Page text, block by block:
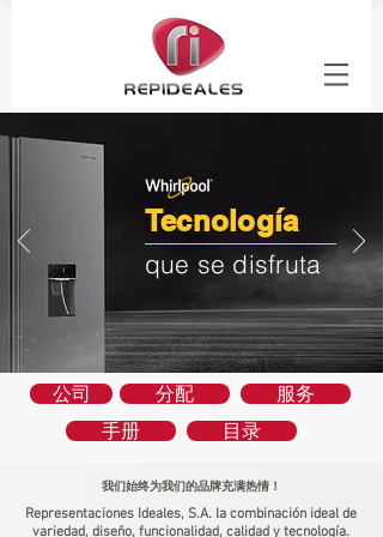
Tecnología
que se disfruta
公司 分配
服务
手册
目录
我们始终为我们的品牌充满热情！
Representaciones Ideales, S.A. la combinación ideal de
variedad, diseño, funcionalidad, calidad y tecnología.